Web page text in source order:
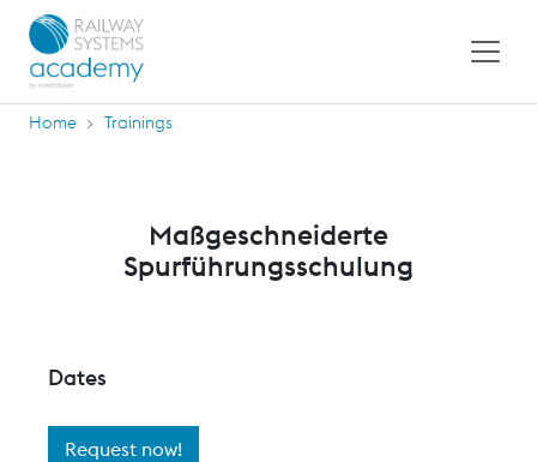
Home Trainings
Maßgeschneiderte
Spurführungsschulung
Dates
Request now!